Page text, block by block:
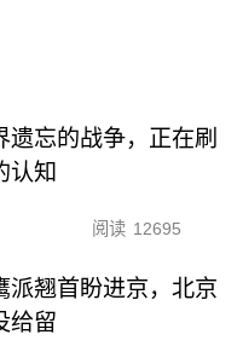
遗忘的战争，正在刷
认知
阅读 12695
派翘首盼进京，北京
给留